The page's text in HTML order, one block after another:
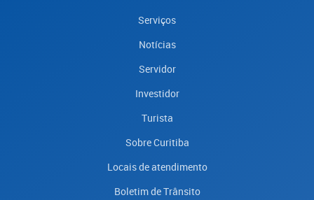
Serviços
Notícias
Servidor
Investidor
Turista
Sobre Curitiba
Locais de atendimento
Boletim de Trânsito